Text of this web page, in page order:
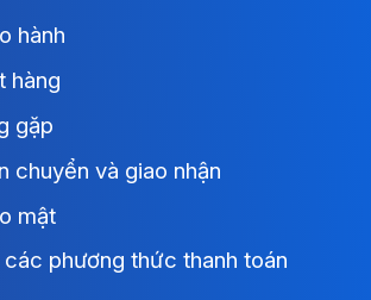
hành
hàng
gặp
chuyển và giao nhận
mật
phương thức thanh toán